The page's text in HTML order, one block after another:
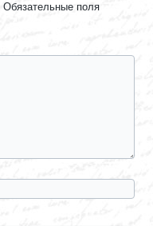
Обязательные поля